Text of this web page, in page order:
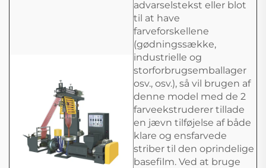
advarselstekst eller blot
til at have
farveforskellene
(gødningssække,
industrielle og
storforbrugsemballager
osv., osv.), så vil brugen af
denne model med de 2
farveekstruderer tillade
en jævn tilføjelse af både
klare og ensfarvede
striber til den oprindelige
basefilm. Ved at bruge